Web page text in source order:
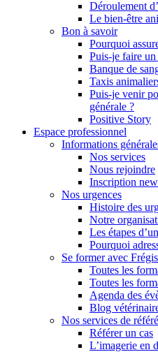
Déroulement
Le bien-être
Bon à savoir
Pourquoi
Puis-je faire un
Banque de
Taxis
Puis-je venir
générale ?
Positive Story
Espace professionnel
Informations
Nos services
Nous rejoindre
Inscription
Nos urgences
Histoire des
Notre
Les étapes
Pourquoi
Se former avec Frégis
Toutes les
Toutes les
Agenda des
Blog
Nos services de référé
Référer un cas
L’imagerie en